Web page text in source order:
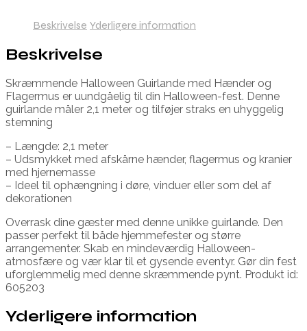
Beskrivelse Yderligere information
Beskrivelse
Skræmmende Halloween Guirlande med Hænder og
Flagermus er uundgåelig til din Halloween-fest. Denne
guirlande måler 2,1 meter og tilføjer straks en uhyggelig
stemning
– Længde: 2,1 meter
– Udsmykket med afskårne hænder, flagermus og kranier
med hjernemasse
– Ideel til ophængning i døre, vinduer eller som del af
dekorationen
Overrask dine gæster med denne unikke guirlande. Den
passer perfekt til både hjemmefester og større
arrangementer. Skab en mindeværdig Halloween-
atmosfære og vær klar til et gysende eventyr. Gør din fest
uforglemmelig med denne skræmmende pynt. Produkt id:
605203
Yderligere information